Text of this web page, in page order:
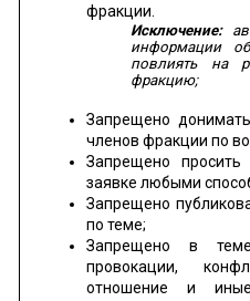
фракции.
Исключение:
информации
повлиять на
фракцию;
Запрещено
членов фракции по
Запрещено просить
заявке любыми
Запрещено
по теме;
Запрещено в
провокации,
отношение и